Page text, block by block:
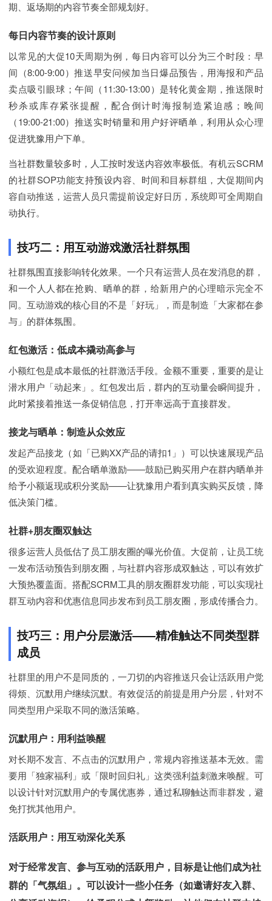
期、返场期的内容节奏全部规划好。
每日内容节奏的设计原则
以常见的大促10天周期为例，每日内容可以分为三个时段：早
间（8:00-9:00）推送早安问候加当日爆品预告，用海报和产品
卖点吸引眼球；午间（11:30-13:00）是转化黄金期，推送限时
秒杀或库存紧张提醒，配合倒计时海报制造紧迫感；晚间
（19:00-21:00）推送实时销量和用户好评晒单，利用从众心理
促进犹豫用户下单。
当社群数量较多时，人工按时发送内容效率极低。有机云SCRM
的社群SOP功能支持预设内容、时间和目标群组，大促期间内
容自动推送，运营人员只需提前设定好日历，系统即可全周期自
动执行。
技巧二：用互动游戏激活社群氛围
社群氛围直接影响转化效果。一个只有运营人员在发消息的群，
和一个人人都在抢购、晒单的群，给新用户的心理暗示完全不
同。互动游戏的核心目的不是「好玩」，而是制造「大家都在参
与」的群体氛围。
红包激活：低成本撬动高参与
小额红包是成本最低的社群激活手段。金额不重要，重要的是让
潜水用户「动起来」。红包发出后，群内的互动量会瞬间提升，
此时紧接着推送一条促销信息，打开率远高于直接群发。
接龙与晒单：制造从众效应
发起产品接龙（如「已购XX产品的请扣1」）可以快速展现产品
的受欢迎程度。配合晒单激励——鼓励已购买用户在群内晒单并
给予小额返现或积分奖励——让犹豫用户看到真实购买反馈，降
低决策门槛。
社群+朋友圈双触达
很多运营人员低估了员工朋友圈的曝光价值。大促前，让员工统
一发布活动预告到朋友圈，与社群内容形成双触达，可以有效扩
大预热覆盖面。搭配SCRM工具的朋友圈群发功能，可以实现社
群互动内容和优惠信息同步发布到员工朋友圈，形成传播合力。
技巧三：用户分层激活——精准触达不同类型群
成员
社群里的用户不是同质的，一刀切的内容推送只会让活跃用户觉
得烦、沉默用户继续沉默。有效促活的前提是用户分层，针对不
同类型用户采取不同的激活策略。
沉默用户：用利益唤醒
对长期不发言、不点击的沉默用户，常规内容推送基本无效。需
要用「独家福利」或「限时回归礼」这类强利益刺激来唤醒。可
以设计针对沉默用户的专属优惠券，通过私聊触达而非群发，避
免打扰其他用户。
活跃用户：用互动深化关系
对于经常发言、参与互动的活跃用户，目标是让他们成为社
群的「气氛组」。可以设计一些小任务（如邀请好友入群、